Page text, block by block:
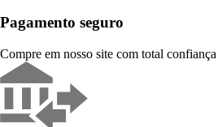
Pagamento seguro
Compre em nosso site com total confiança